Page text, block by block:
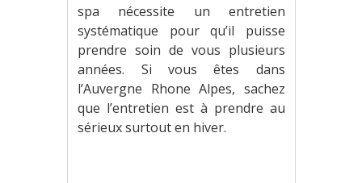
spa nécessite un entretien
systématique pour qu’il puisse
prendre soin de vous plusieurs
années. Si vous êtes dans
l’Auvergne Rhone Alpes, sachez
que l’entretien est à prendre au
sérieux surtout en hiver.